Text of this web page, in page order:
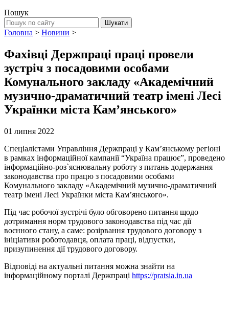
Пошук
Головна > Новини >
Фахівці Держпраці праці провели
зустріч з посадовими особами
Комунального закладу «Академічний
музично-драматичний театр імені Лесі
Українки міста Кам’янського»
01 липня 2022
Спеціалістами Управління Держпраці у Кам’янському регіоні
в рамках інформаційної кампанії “Україна працює”, проведено
інформаційно-роз`яснювальну роботу з питань додержання
законодавства про працю з посадовими особами
Комунального закладу «Академічний музично-драматичний
театр імені Лесі Українки міста Кам’янського».
Під час робочої зустрічі було обговорено питання щодо
дотримання норм трудового законодавства під час дії
воєнного стану, а саме: розірвання трудового договору з
ініціативи роботодавця, оплата праці, відпустки,
призупинення дії трудового договору.
Відповіді на актуальні питання можна знайти на
інформаційному порталі Держпраці https://pratsia.in.ua